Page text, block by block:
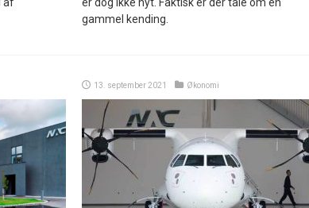
gammel kending.
13. september 2021 Økonomi